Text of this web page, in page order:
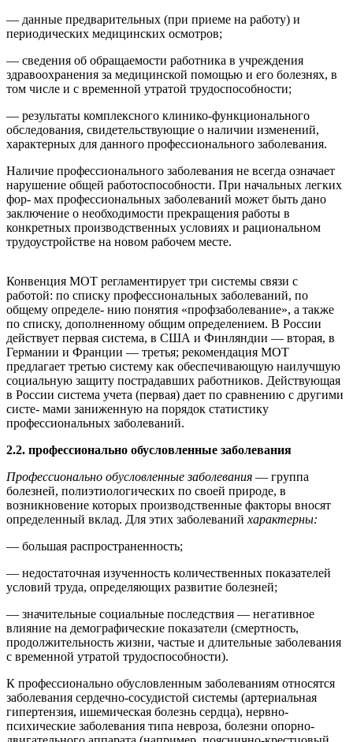
— данные предварительных (при приеме на работу) и
периодических медицинских осмотров;
— сведения об обращаемости работника в учреждения
здравоохранения за медицинской помощью и его болезнях, в
том числе и с временной утратой трудоспособности;
— результаты комплексного клинико-функционального
обследования, свидетельствующие о наличии изменений,
характерных для данного профессионального заболевания.
Наличие профессионального заболевания не всегда означает
нарушение общей работоспособности. При начальных легких
фор- мах профессиональных заболеваний может быть дано
заключение о необходимости прекращения работы в
конкретных производственных условиях и рациональном
трудоустройстве на новом рабочем месте.
Конвенция МОТ регламентирует три системы связи с
работой: по списку профессиональных заболеваний, по
общему определе- нию понятия «профзаболевание», а также
по списку, дополненному общим определением. В России
действует первая система, в США и Финляндии — вторая, в
Германии и Франции — третья; рекомендация МОТ
предлагает третью систему как обеспечивающую наилучшую
социальную защиту пострадавших работников. Действующая
в России система учета (первая) дает по сравнению с другими
систе- мами заниженную на порядок статистику
профессиональных заболеваний.
2.2. профессионально обусловленные заболевания
Профессионально обусловленные заболевания — группа
болезней, полиэтиологических по своей природе, в
возникновение которых производственные факторы вносят
определенный вклад. Для этих заболеваний характерны:
— большая распространенность;
— недостаточная изученность количественных показателей
условий труда, определяющих развитие болезней;
— значительные социальные последствия — негативное
влияние на демографические показатели (смертность,
продолжительность жизни, частые и длительные заболевания
с временной утратой трудоспособности).
К профессионально обусловленным заболеваниям относятся
заболевания сердечно-сосудистой системы (артериальная
гипертензия, ишемическая болезнь сердца), нервно-
психические заболевания типа невроза, болезни опорно-